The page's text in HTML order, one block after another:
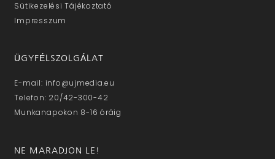
Sütikezelési Tájékoztató
Impresszum
ÜGYFÉLSZOLGÁLAT
E-mail: info@ujmedia.eu
Telefon: 20/42-300-42
Munkanapokon 8-16 óráig
NE MARADJON LE!